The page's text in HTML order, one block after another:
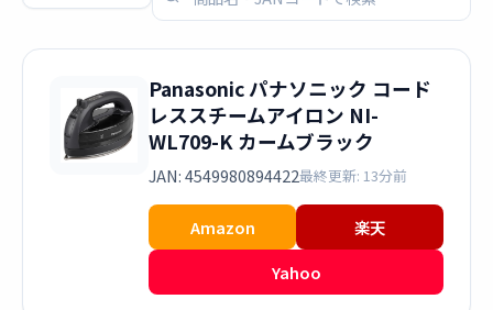
Panasonic パナソニック コード
レススチームアイロン NI-
WL709-K カームブラック
JAN: 4549980894422最終更新: 13分前
Amazon
楽天
Yahoo